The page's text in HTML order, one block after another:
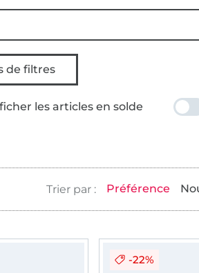
de filtres
les articles en solde
Préférence
-22%